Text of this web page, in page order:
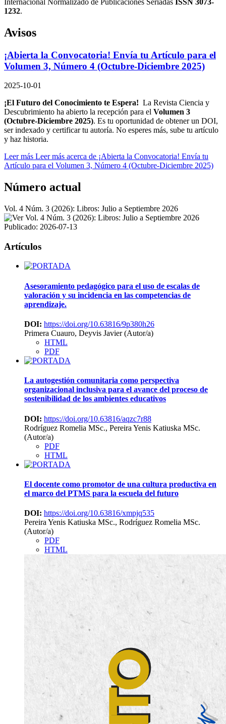
1232.
Avisos
¡Abierta la Convocatoria! Envía tu Artículo para el
Volumen 3, Número 4 (Octubre-Diciembre 2025)
2025-10-01
¡El Futuro del Conocimiento te Espera! La Revista Ciencia y
Descubrimiento ha abierto la recepción para el Volumen 3
(Octubre-Diciembre 2025). Es tu oportunidad de obtener un DOI,
ser indexado y certificar tu autoría. No esperes más, sube tu artículo
y haz historia.
Leer más Leer más acerca de ¡Abierta la Convocatoria! Envía tu
Artículo para el Volumen 3, Número 4 (Octubre-Diciembre 2025)
Número actual
Vol. 4 Núm. 3 (2026): Libros: Julio a Septiembre 2026
Publicado: 2026-07-13
Artículos
Asesoramiento pedagógico para el uso de escalas de
valoración y su incidencia en las competencias de
aprendizaje.
DOI: https://doi.org/10.63816/9p380h26
Primera Cuauro, Deyvis Javier (Autor/a)
HTML
PDF
La autogestión comunitaria como perspectiva
organizacional inclusiva para el avance del proceso de
sostenibilidad de los ambientes educativos
DOI: https://doi.org/10.63816/aqzc7r88
Rodríguez Romelia MSc., Pereira Yenis Katiuska MSc.
(Autor/a)
PDF
HTML
El docente como promotor de una cultura productiva en
el marco del PTMS para la escuela del futuro
DOI: https://doi.org/10.63816/xmpjq535
Pereira Yenis Katiuska MSc., Rodríguez Romelia MSc.
(Autor/a)
PDF
HTML